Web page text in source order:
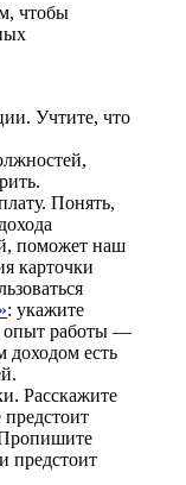
чтобы
Учтите, что
Понять,
поможет наш
карточки
: укажите
опыт работы —
доходом есть
Расскажите
предстоит
предстоит